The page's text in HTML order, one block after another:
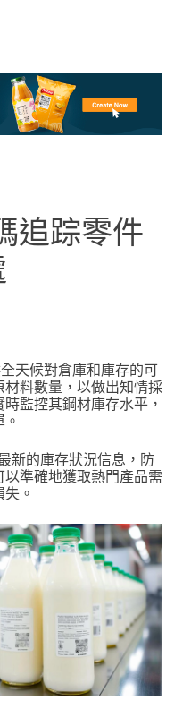
追踪零件
天候對倉庫和庫存的可
料數量，以做出知情採
監控其鋼材庫存水平，
新的庫存狀況信息，防
準確地獲取熱門產品需
。